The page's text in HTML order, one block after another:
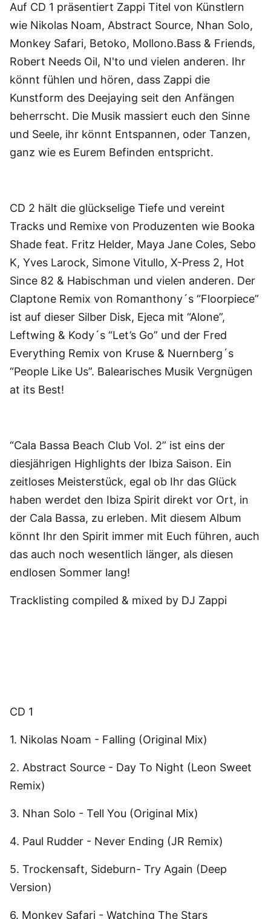
Auf CD 1 präsentiert Zappi Titel von Künstlern
wie Nikolas Noam, Abstract Source, Nhan Solo,
Monkey Safari, Betoko, Mollono.Bass & Friends,
Robert Needs Oil, N'to und vielen anderen. Ihr
könnt fühlen und hören, dass Zappi die
Kunstform des Deejaying seit den Anfängen
beherrscht. Die Musik massiert euch den Sinne
und Seele, ihr könnt Entspannen, oder Tanzen,
ganz wie es Eurem Befinden entspricht.
CD 2 hält die glückselige Tiefe und vereint
Tracks und Remixe von Produzenten wie Booka
Shade feat. Fritz Helder, Maya Jane Coles, Sebo
K, Yves Larock, Simone Vitullo, X-Press 2, Hot
Since 82 & Habischman und vielen anderen. Der
Claptone Remix von Romanthony´s “Floorpiece”
ist auf dieser Silber Disk, Ejeca mit “Alone”,
Leftwing & Kody´s “Let’s Go” und der Fred
Everything Remix von Kruse & Nuernberg´s
“People Like Us”. Balearisches Musik Vergnügen
at its Best!
“Cala Bassa Beach Club Vol. 2” ist eins der
diesjährigen Highlights der Ibiza Saison. Ein
zeitloses Meisterstück, egal ob Ihr das Glück
haben werdet den Ibiza Spirit direkt vor Ort, in
der Cala Bassa, zu erleben. Mit diesem Album
könnt Ihr den Spirit immer mit Euch führen, auch
das auch noch wesentlich länger, als diesen
endlosen Sommer lang!
Tracklisting compiled & mixed by DJ Zappi
CD 1
1. Nikolas Noam - Falling (Original Mix)
2. Abstract Source - Day To Night (Leon Sweet
Remix)
3. Nhan Solo - Tell You (Original Mix)
4. Paul Rudder - Never Ending (JR Remix)
5. Trockensaft, Sideburn- Try Again (Deep
Version)
6. Monkey Safari - Watching The Stars